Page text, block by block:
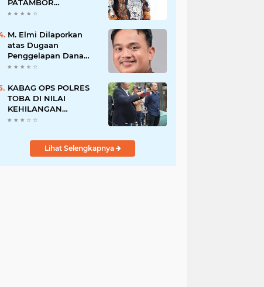
PATAMBOR
INDONESIA Akan
Jakarta.
M. Elmi Dilaporkan
atas Dugaan
Penggelapan Dana
Pensiunan Guru dan
Pastikan Proses
Hukum Berjalan
KABAG OPS POLRES
TOBA DI NILAI
KEHILANGAN
INDEPENDENSI.
PENEMBOKAN TANAH
DI LAGUBOTI DAPAT
Lihat Selengkapnya